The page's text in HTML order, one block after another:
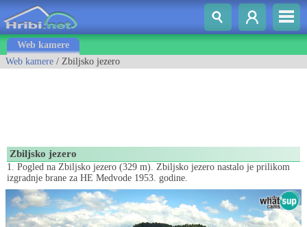
Web kamere
Web kamere / Zbiljsko jezero
Zbiljsko jezero
1. Pogled na Zbiljsko jezero (329 m). Zbiljsko jezero nastalo je prilikom
izgradnje brane za HE Medvode 1953. godine.